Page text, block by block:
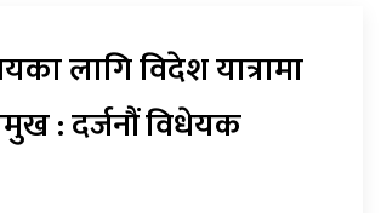
लागि विदेश यात्रामा
: दर्जनौं विधेयक